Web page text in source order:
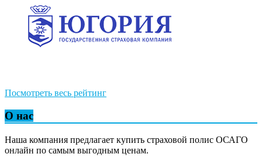
Посмотреть весь рейтинг
О нас
Наша компания предлагает купить страховой полис ОСАГО
онлайн по самым выгодным ценам.